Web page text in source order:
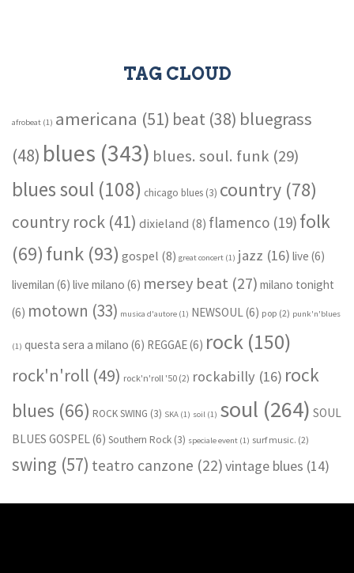
TAG CLOUD
afrobeat (1) americana (51) beat (38) bluegrass
(48) blues (343) blues. soul. funk (29)
blues soul (108) chicago blues (3) country (78)
country rock (41) dixieland (8) flamenco (19) folk
(69) funk (93) gospel (8) great concert (1) jazz (16) live (6)
livemilan (6) live milano (6) mersey beat (27) milano tonight
(6) motown (33) musica d'autore (1) NEWSOUL(6) pop (2) punk'n'blues
(1) questa sera a milano (6) REGGAE(6) rock (150)
rock'n'roll (49) rock'n'roll '50 (2) rockabilly (16) rock
blues (66) ROCK SWING (3) SKA (1) soil (1) soul (264) SOUL
BLUES GOSPEL(6) Southern Rock (3) speciale event (1) surf music. (2)
swing (57) teatro canzone (22)vintage blues (14)